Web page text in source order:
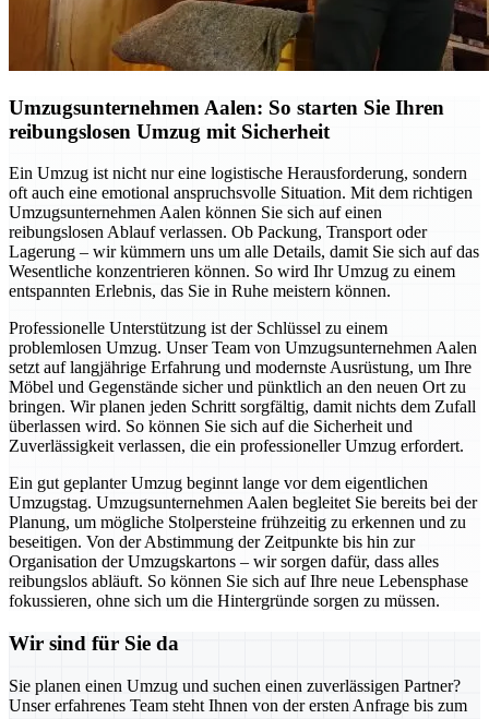
Umzugsunternehmen Aalen: So starten Sie Ihren
reibungslosen Umzug mit Sicherheit
Ein Umzug ist nicht nur eine logistische Herausforderung, sondern
oft auch eine emotional anspruchsvolle Situation. Mit dem richtigen
Umzugsunternehmen Aalen können Sie sich auf einen
reibungslosen Ablauf verlassen. Ob Packung, Transport oder
Lagerung – wir kümmern uns um alle Details, damit Sie sich auf das
Wesentliche konzentrieren können. So wird Ihr Umzug zu einem
entspannten Erlebnis, das Sie in Ruhe meistern können.
Professionelle Unterstützung ist der Schlüssel zu einem
problemlosen Umzug. Unser Team von Umzugsunternehmen Aalen
setzt auf langjährige Erfahrung und modernste Ausrüstung, um Ihre
Möbel und Gegenstände sicher und pünktlich an den neuen Ort zu
bringen. Wir planen jeden Schritt sorgfältig, damit nichts dem Zufall
überlassen wird. So können Sie sich auf die Sicherheit und
Zuverlässigkeit verlassen, die ein professioneller Umzug erfordert.
Ein gut geplanter Umzug beginnt lange vor dem eigentlichen
Umzugstag. Umzugsunternehmen Aalen begleitet Sie bereits bei der
Planung, um mögliche Stolpersteine frühzeitig zu erkennen und zu
beseitigen. Von der Abstimmung der Zeitpunkte bis hin zur
Organisation der Umzugskartons – wir sorgen dafür, dass alles
reibungslos abläuft. So können Sie sich auf Ihre neue Lebensphase
fokussieren, ohne sich um die Hintergründe sorgen zu müssen.
Wir sind für Sie da
Sie planen einen Umzug und suchen einen zuverlässigen Partner?
Unser erfahrenes Team steht Ihnen von der ersten Anfrage bis zum